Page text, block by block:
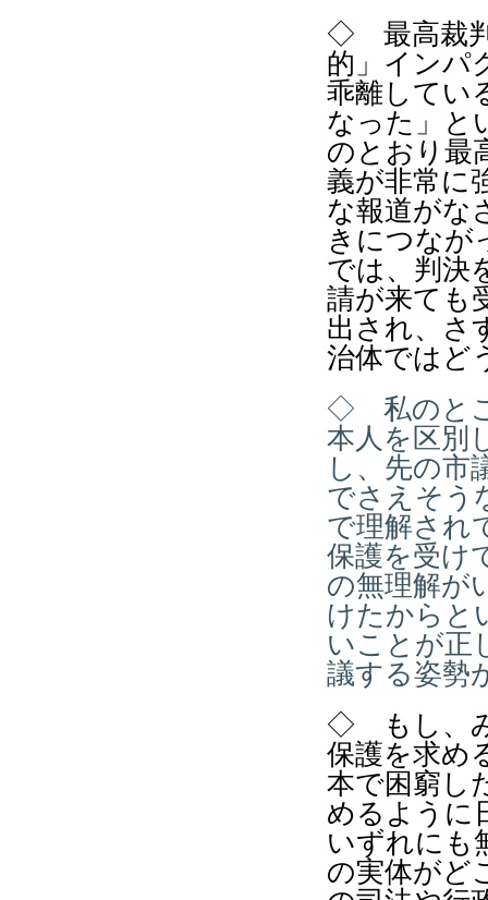
◇ 最高裁判
的」インパ
乖離してい
なった」と
のとおり最
義が非常に
な報道がな
きにつなが
では、判決
請が来ても
出され、さ
治体ではど
◇ 私のとこ
本人を区別
し、先の市
でさえそう
で理解され
保護を受け
の無理解が
けたからと
いことが正
議する姿勢
◇ もし、み
保護を求め
本で困窮し
めるように
いずれにも
の実体がど